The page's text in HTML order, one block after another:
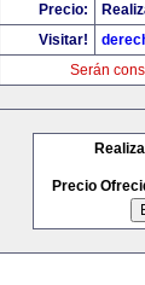
Precio:
Visitar!
Serán
Precio